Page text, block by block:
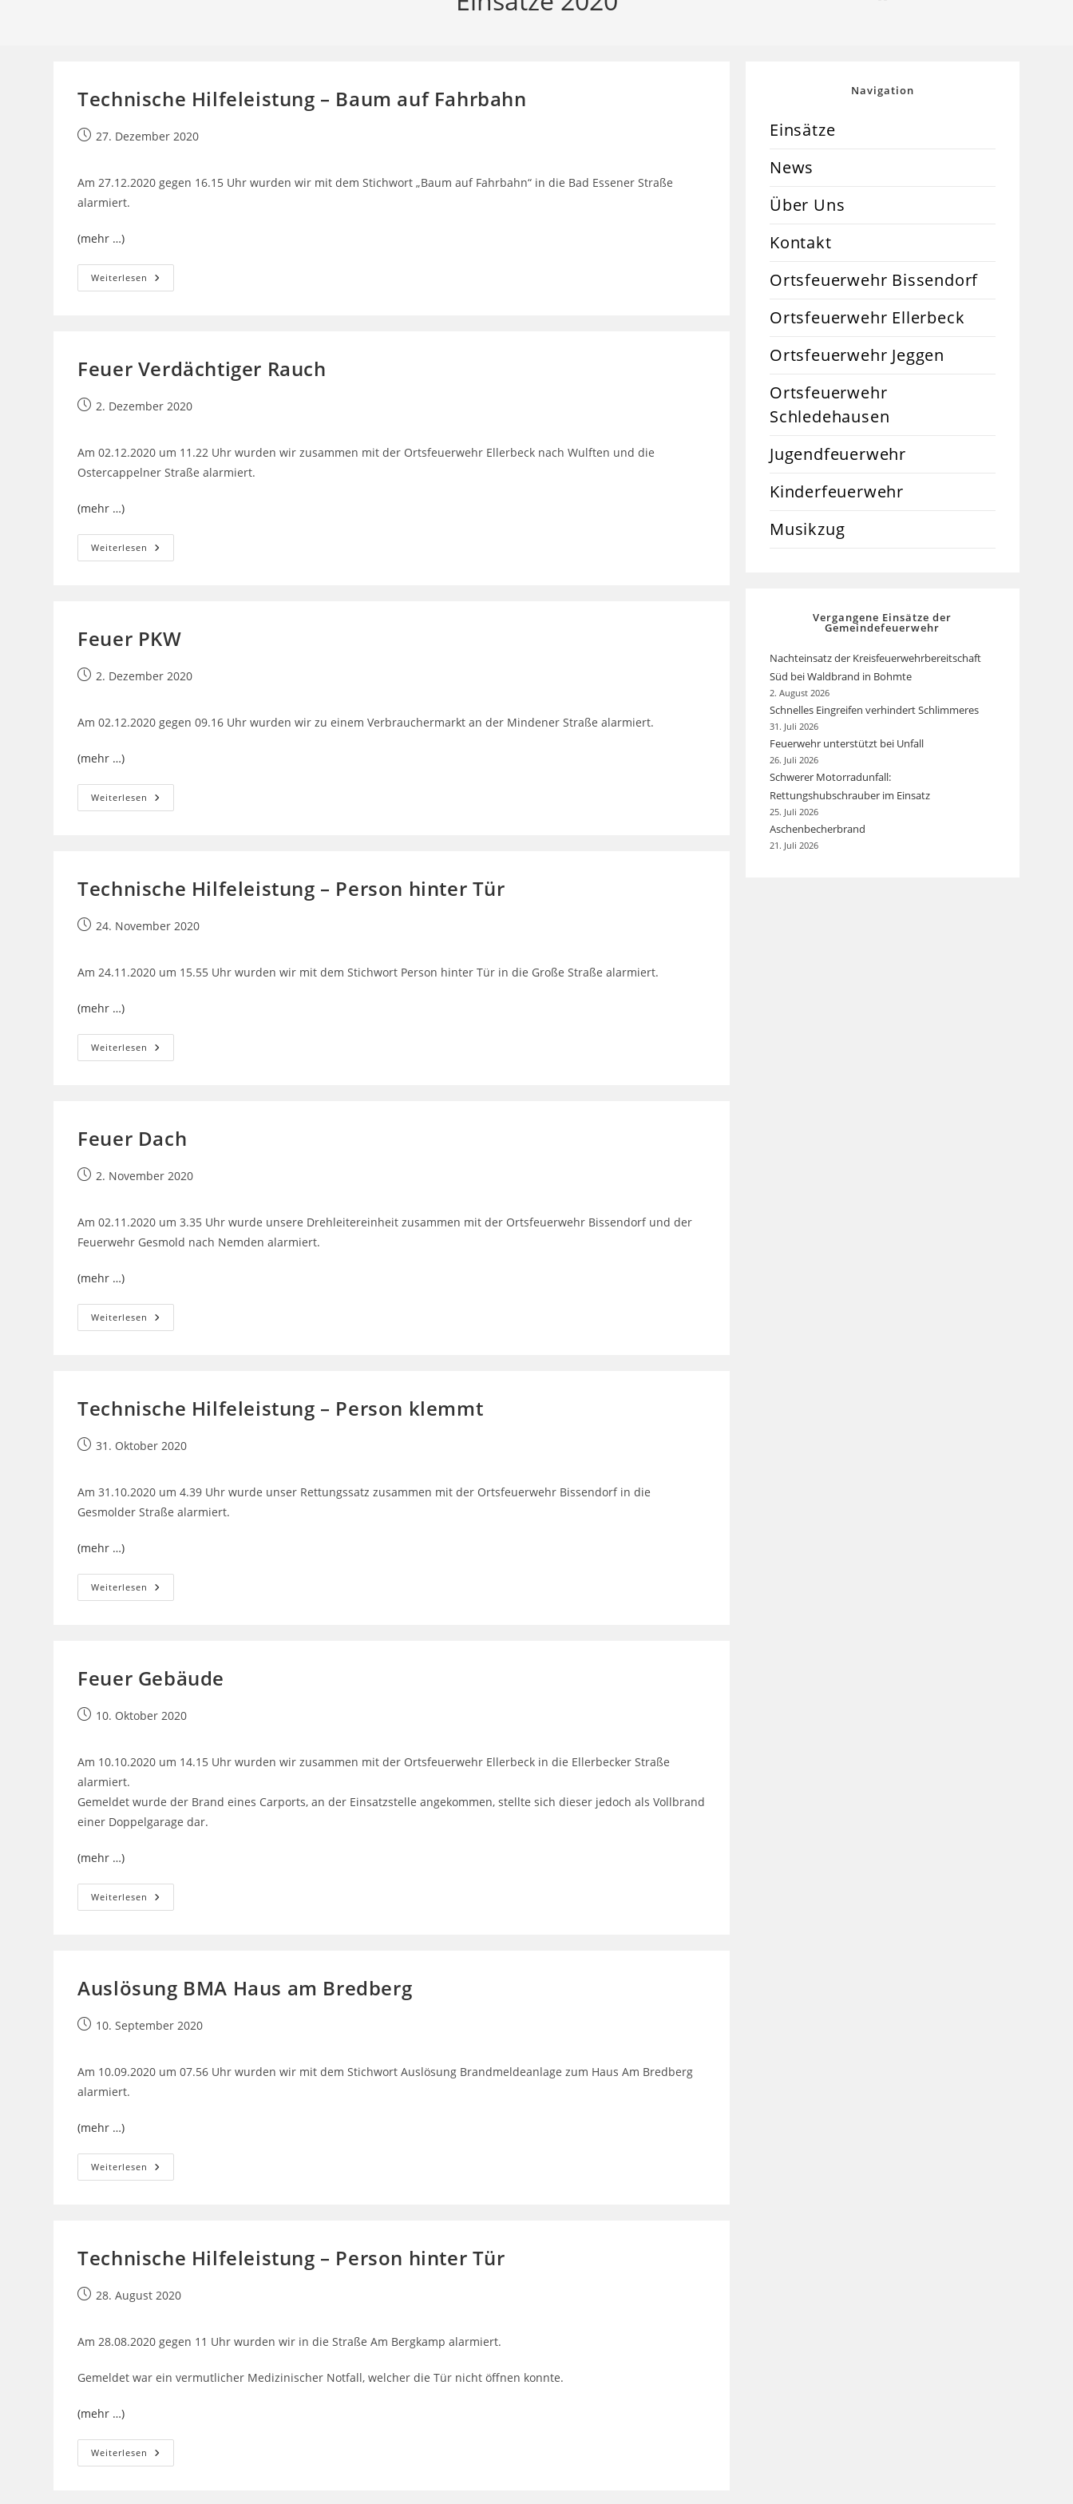
Technische Hilfeleistung – Baum auf Fahrbahn
Beitrag27. Dezember 2020
Am 27.12.2020 gegen 16.15 Uhr wurden wir mit dem Stichwort „Baum auf Fahrbahn“ in die Bad Essener Straße
alarmiert.
(mehr …)
Weiterlesen Technische
Hilfeleistung
Feuer Verdächtiger Rauch
Beitrag2. Dezember 2020
Am 02.12.2020 um 11.22 Uhr wurden wir zusammen mit der Ortsfeuerwehr Ellerbeck nach Wulften und die
Ostercappelner Straße alarmiert.
(mehr …)
Weiterlesen Feuer
Verdächtiger
Feuer PKW
Beitrag2. Dezember 2020
Am 02.12.2020 gegen 09.16 Uhr wurden wir zu einem Verbrauchermarkt an der Mindener Straße alarmiert.
(mehr …)
Weiterlesen Feuer
PKW
Technische Hilfeleistung – Person hinter Tür
Beitrag24. November 2020
Am 24.11.2020 um 15.55 Uhr wurden wir mit dem Stichwort Person hinter Tür in die Große Straße alarmiert.
(mehr …)
Weiterlesen Technische
Hilfeleistung
Feuer Dach
Beitrag2. November 2020
Am 02.11.2020 um 3.35 Uhr wurde unsere Drehleitereinheit zusammen mit der Ortsfeuerwehr Bissendorf und der
Feuerwehr Gesmold nach Nemden alarmiert.
(mehr …)
Weiterlesen Feuer
Dach
Technische Hilfeleistung – Person klemmt
Beitrag31. Oktober 2020
Am 31.10.2020 um 4.39 Uhr wurde unser Rettungssatz zusammen mit der Ortsfeuerwehr Bissendorf in die
Gesmolder Straße alarmiert.
(mehr …)
Weiterlesen Technische
Hilfeleistung
Feuer Gebäude
Beitrag10. Oktober 2020
Am 10.10.2020 um 14.15 Uhr wurden wir zusammen mit der Ortsfeuerwehr Ellerbeck in die Ellerbecker Straße
alarmiert.
Gemeldet wurde der Brand eines Carports, an der Einsatzstelle angekommen, stellte sich dieser jedoch als Vollbrand
einer Doppelgarage dar.
(mehr …)
Weiterlesen Feuer
Gebäude
Auslösung BMA Haus am Bredberg
Beitrag10. September 2020
Am 10.09.2020 um 07.56 Uhr wurden wir mit dem Stichwort Auslösung Brandmeldeanlage zum Haus Am Bredberg
alarmiert.
(mehr …)
Weiterlesen Auslösung
BMA
Technische Hilfeleistung – Person hinter Tür
Beitrag28. August 2020
Am 28.08.2020 gegen 11 Uhr wurden wir in die Straße Am Bergkamp alarmiert.
Gemeldet war ein vermutlicher Medizinischer Notfall, welcher die Tür nicht öffnen konnte.
(mehr …)
Weiterlesen Technische
Hilfeleistung
Navigation
Einsätze
News
Über Uns
Kontakt
Ortsfeuerwehr Bissendorf
Ortsfeuerwehr Ellerbeck
Ortsfeuerwehr Jeggen
Ortsfeuerwehr
Schledehausen
Jugendfeuerwehr
Kinderfeuerwehr
Musikzug
Vergangene Einsätze der
Gemeindefeuerwehr
Nachteinsatz der Kreisfeuerwehrbereitschaft
Süd bei Waldbrand in Bohmte
2. August 2026
Schnelles Eingreifen verhindert Schlimmeres
31. Juli 2026
Feuerwehr unterstützt bei Unfall
26. Juli 2026
Schwerer Motorradunfall:
Rettungshubschrauber im Einsatz
25. Juli 2026
Aschenbecherbrand
21. Juli 2026